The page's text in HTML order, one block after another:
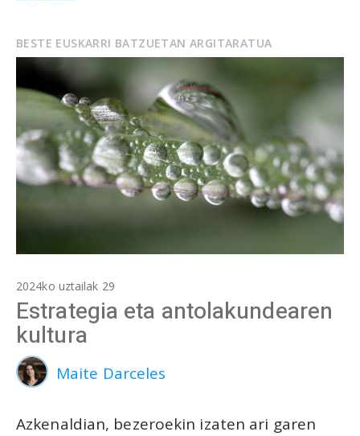
BESTE EUSKARRI BATZUETAN ARGITARATUA
2024ko uztailak 29
Estrategia eta antolakundearen
kultura
Maite Darceles
Azkenaldian, bezeroekin izaten ari garen